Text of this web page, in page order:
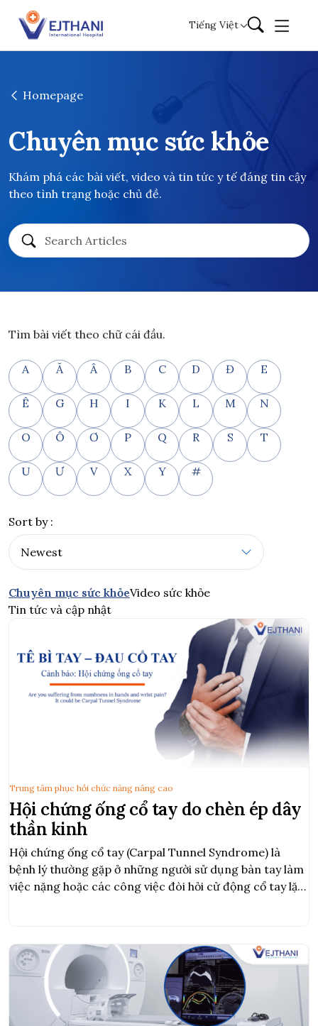
Skip to content
Tiếng Việt
Homepage
Chuyên mục sức khỏe
Khám phá các bài viết, video và tin tức y tế đáng tin cậy
theo tình trạng hoặc chủ đề.
Tìm bài viết theo chữ cái đầu.
A Ă Â B C D Đ E
Ê G H I K L M N
O Ô Ơ P Q R S T
U Ư V X Y #
Sort by :
Chuyên mục sức khỏeVideo sức khỏe
Tin tức và cập nhật
Hội chứng ống cổ tay do chèn ép dây
thần kinh
Hội chứng ống cổ tay (Carpal Tunnel Syndrome) là
bệnh lý thường gặp ở những người sử dụng bàn tay làm
việc nặng hoặc các công việc đòi hỏi cử động cổ tay lặp
Trung tâm phục hồi chức năng nâng cao